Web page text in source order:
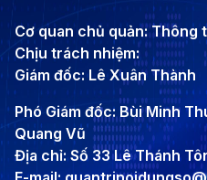
Cơ quan chủ quản: Thông
Chịu trách nhiệm:
Giám đốc: Lê Xuân Thành
Phó Giám đốc: Bùi Minh
Quang Vũ
Địa chỉ: Số 33 Lê Thánh